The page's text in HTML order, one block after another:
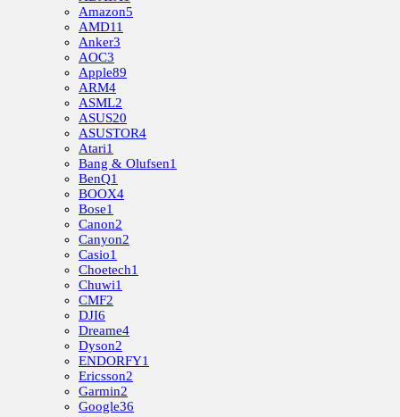
Amazon5
AMD11
Anker3
AOC3
Apple89
ARM4
ASML2
ASUS20
ASUSTOR4
Atari1
Bang & Olufsen1
BenQ1
BOOX4
Bose1
Canon2
Canyon2
Casio1
Choetech1
Chuwi1
CMF2
DJI6
Dreame4
Dyson2
ENDORFY1
Ericsson2
Garmin2
Google36